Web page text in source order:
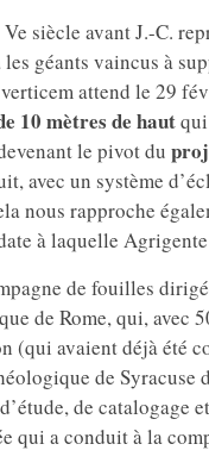
siècle avant J.-C.
géants vaincus à
attend le 29
10 mètres de haut
le pivot du
avec un système
nous rapproche
à laquelle
de fouilles
de Rome, qui, avec
(qui avaient déjà été
de Syracuse
de catalogage
qui a conduit à la